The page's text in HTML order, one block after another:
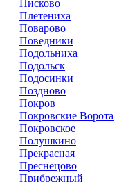
Писково
Плетениха
Поварово
Поведники
Подольниха
Подольск
Подосинки
Поздново
Покров
Покровские Ворота
Покровское
Полушкино
Прекрасная
Преснецово
Прибрежный